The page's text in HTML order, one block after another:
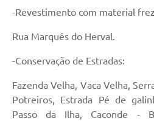
Casa do Trabalhador
UAB - Universidade Aberta do Brasil
UERGS - Universidade Estadual do RS
Turismo
Receitas
-Revestimento com material
Rua Marquês do Herval.
-Conservação de Estradas:
Fazenda Velha, Vaca Velha,
Potreiros, Estrada Pé de
Passo da Ilha, Caconde -